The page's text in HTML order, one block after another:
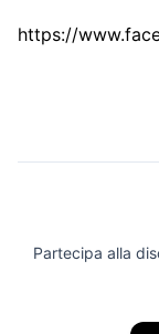
https://
Partecipa alla